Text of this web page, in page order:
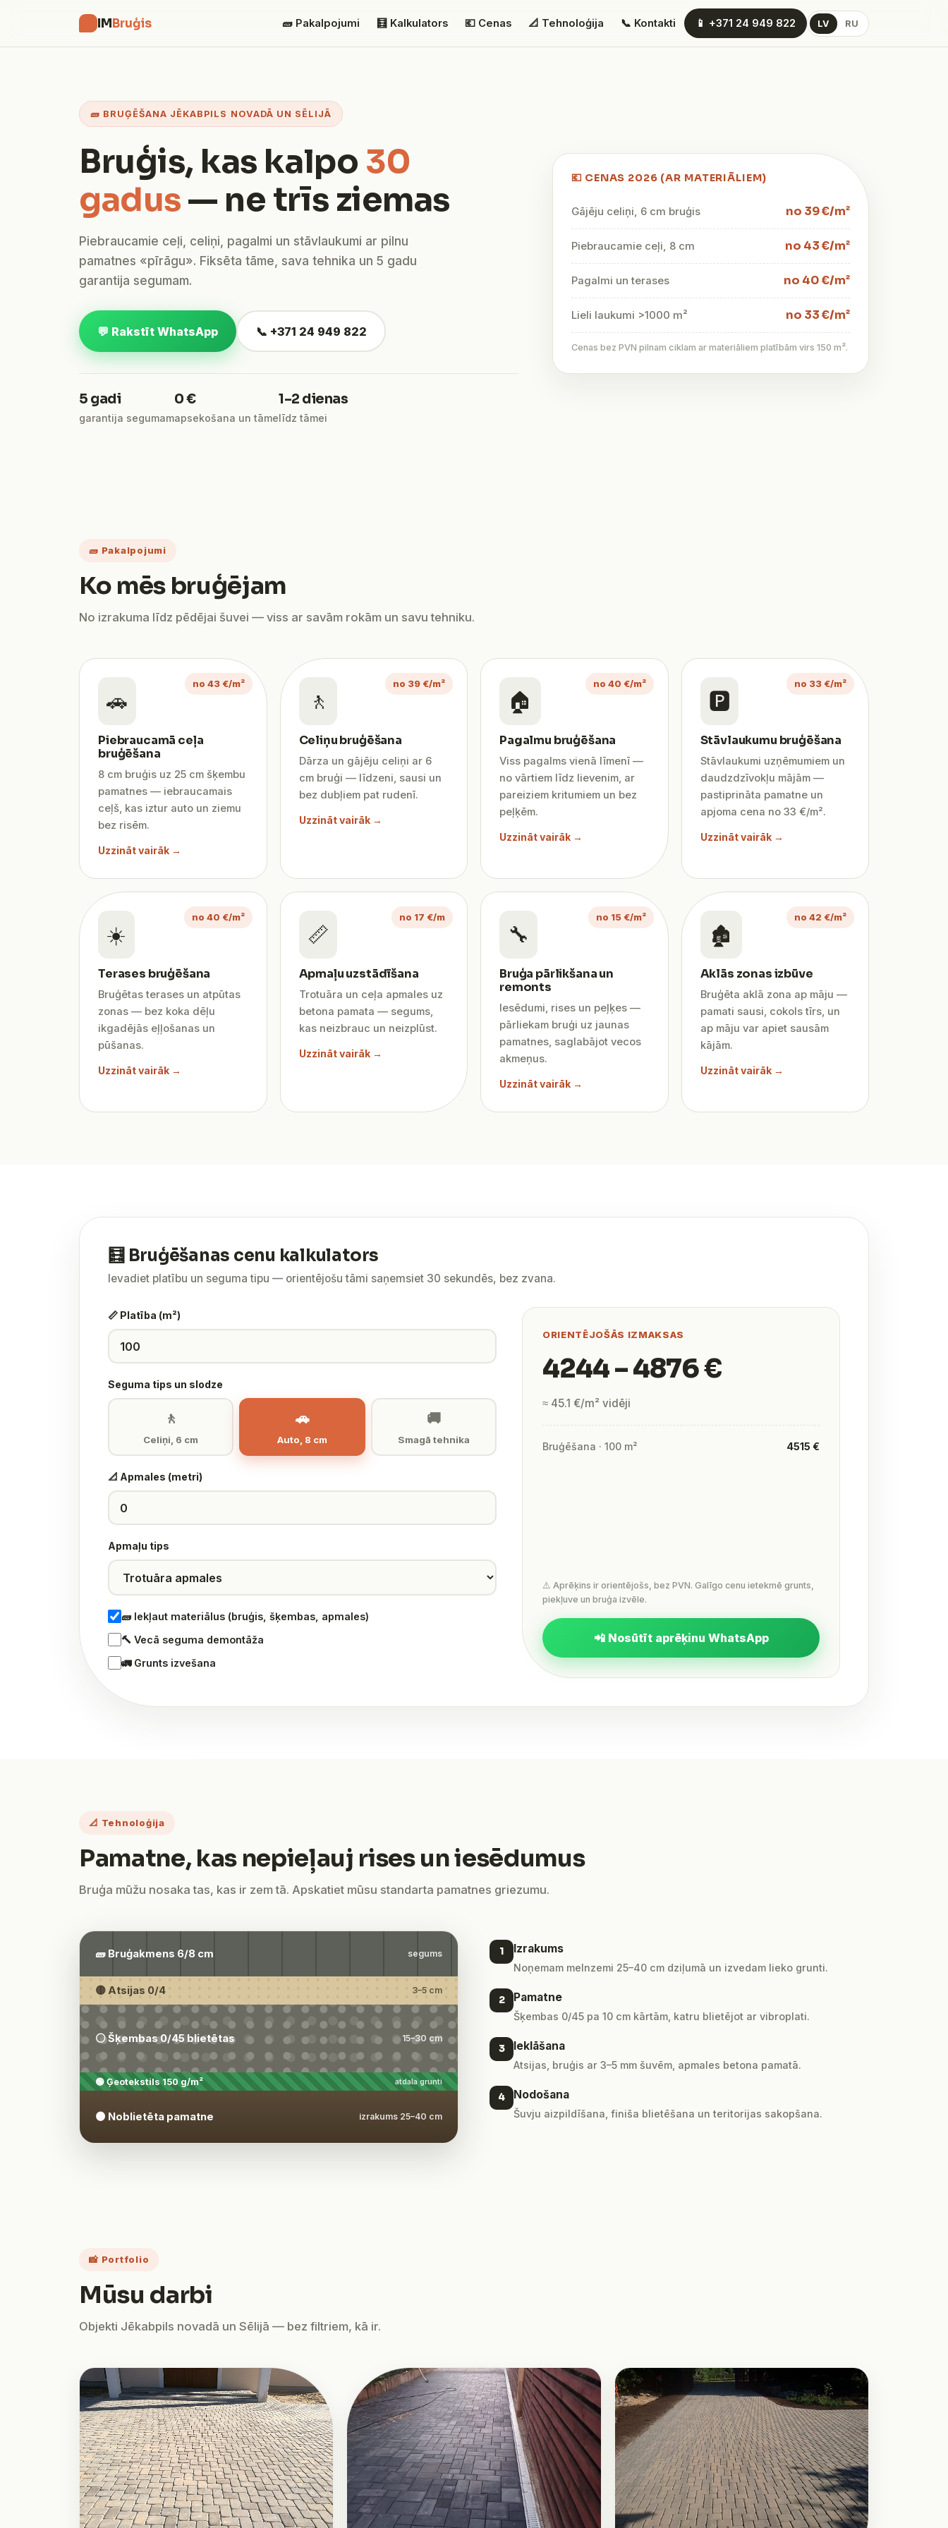
IMBruģis 🧱 Pakalpojumi 🧮 Kalkulators 💶 Cenas 📐 Tehnoloģija 📞 Kontakti 📱 +371 24 949 822 LV RU
🧱 BRUĢĒŠANA JĒKABPILS NOVADĀ UN SĒLIJĀ
Bruģis, kas kalpo 30
gadus— ne trīs ziemas
Piebraucamie ceļi, celiņi, pagalmi un stāvlaukumi ar pilnu
pamatnes «pīrāgu». Fiksēta tāme, sava tehnika un 5 gadu
garantija segumam.
💬 Rakstīt WhatsApp 📞 +371 24 949 822
5 gadi
garantija segumam
0 €
apsekošana un tāme
1–2 dienas
līdz tāmei
💶 CENAS 2026 (AR MATERIĀLIEM)
Gājēju celiņi, 6 cm bruģis no 39 €/m²
Piebraucamie ceļi, 8 cm no 43 €/m²
Pagalmi un terases no 40 €/m²
Lieli laukumi >1000 m² no 33 €/m²
Cenas bez PVN pilnam ciklam ar materiāliem platībām virs 150 m².
🧱 Pakalpojumi
Ko mēs bruģējam
No izrakuma līdz pēdējai šuvei — viss ar savām rokām un savu tehniku.
no 43 €/m²
🚗
Piebraucamā ceļa
bruģēšana
8 cm bruģis uz 25 cm šķembu
pamatnes — iebraucamais
ceļš, kas iztur auto un ziemu
bez risēm.
Uzzināt vairāk →
no 39 €/m²
🚶
Celiņu bruģēšana
Dārza un gājēju celiņi ar 6
cm bruģi — līdzeni, sausi un
bez dubļiem pat rudenī.
Uzzināt vairāk →
no 40 €/m²
🏠
Pagalmu bruģēšana
Viss pagalms vienā līmenī —
no vārtiem līdz lievenim, ar
pareiziem kritumiem un bez
peļķēm.
Uzzināt vairāk →
no 33 €/m²
🅿️
Stāvlaukumu bruģēšana
Stāvlaukumi uzņēmumiem un
daudzdzīvokļu mājām —
pastiprināta pamatne un
apjoma cena no 33 €/m².
Uzzināt vairāk →
no 40 €/m²
☀️
Terases bruģēšana
Bruģētas terases un atpūtas
zonas — bez koka dēļu
ikgadējās eļļošanas un
pūšanas.
Uzzināt vairāk →
no 17 €/m
📏
Apmaļu uzstādīšana
Trotuāra un ceļa apmales uz
betona pamata — segums,
kas neizbrauc un neizplūst.
Uzzināt vairāk →
no 15 €/m²
🔧
Bruģa pārlikšana un
remonts
Iesēdumi, rises un peļķes —
pārliekam bruģi uz jaunas
pamatnes, saglabājot vecos
akmeņus.
Uzzināt vairāk →
no 42 €/m²
🏚️
Aklās zonas izbūve
Bruģēta aklā zona ap māju —
pamati sausi, cokols tīrs, un
ap māju var apiet sausām
kājām.
Uzzināt vairāk →
🧮 Bruģēšanas cenu kalkulators
Ievadiet platību un seguma tipu — orientējošu tāmi saņemsiet 30 sekundēs, bez zvana.
📏 Platība (m²)
Seguma tips un slodze
🚶
Celiņi, 6 cm
🚗
Auto, 8 cm
🚚
Smagā tehnika
📐 Apmales (metri)
Apmaļu tips
🧱 Iekļaut materiālus (bruģis, šķembas, apmales)
🔨 Vecā seguma demontāža
🚛 Grunts izvešana
ORIENTĒJOŠĀS IZMAKSAS
4244 – 4876 €
≈ 45.1 €/m² vidēji
Bruģēšana · 100 m² 4515 €
⚠️ Aprēķins ir orientējošs, bez PVN. Galīgo cenu ietekmē grunts,
piekļuve un bruģa izvēle.
📲 Nosūtīt aprēķinu WhatsApp
📐 Tehnoloģija
Pamatne, kas nepieļauj rises un iesēdumus
Bruģa mūžu nosaka tas, kas ir zem tā. Apskatiet mūsu standarta pamatnes griezumu.
🧱 Bruģakmens 6/8 cm segums
🟡 Atsijas 0/4 3–5 cm
⚪ Šķembas 0/45 blietētas 15–30 cm
🟢 Ģeotekstils 150 g/m² atdala grunti
🟤 Noblietēta pamatne izrakums 25–40 cm
1 Izrakums
Noņemam melnzemi 25–40 cm dziļumā un izvedam lieko grunti.
2 Pamatne
Šķembas 0/45 pa 10 cm kārtām, katru blietējot ar vibroplati.
3 Ieklāšana
Atsijas, bruģis ar 3–5 mm šuvēm, apmales betona pamatā.
4 Nodošana
Šuvju aizpildīšana, finiša blietēšana un teritorijas sakopšana.
📸 Portfolio
Mūsu darbi
Objekti Jēkabpils novadā un Sēlijā — bez filtriem, kā ir.